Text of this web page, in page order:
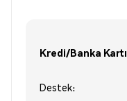
Kredi/Banka Kartı
Destek: